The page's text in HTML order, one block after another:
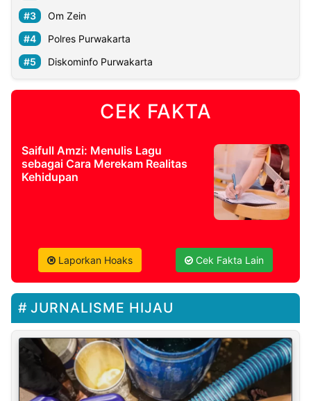
Om Zein
Polres Purwakarta
Diskominfo Purwakarta
CEK FAKTA
Saifull Amzi: Menulis Lagu
sebagai Cara Merekam Realitas
Kehidupan
Laporkan Hoaks Cek Fakta Lain
JURNALISME HIJAU